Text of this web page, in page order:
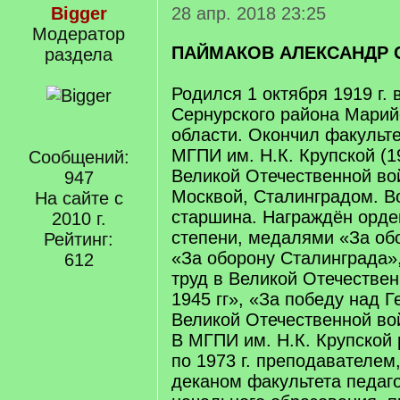
Bigger
Модератор
раздела
Сообщений:
947
На сайте с
2010 г.
Рейтинг:
612
28 апр. 2018 23:25
ПАЙМАКОВ АЛЕКСАНДР
Родился 1 октября 1919
Сернурского района
области. Окончил
МГПИ им. Н.К. Крупской
Великой Отечественной
Москвой, Сталинградом.
старшина. Награждён
степени, медалями «За
«За оборону
труд в Великой
1945 гг», «За победу над
Великой Отечественной
В МГПИ им. Н.К. Крупской
по 1973 г.
деканом факультета